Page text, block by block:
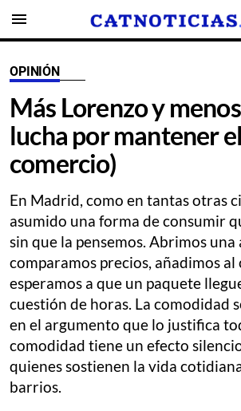
menu
OPINIÓN
Más Lorenzo y
lucha por mantener
comercio)
En Madrid, como en tantas otras
asumido una forma de consumir
sin que la pensemos. Abrimos una
comparamos precios, añadimos
esperamos a que un paquete
cuestión de horas. La comodidad
en el argumento que lo justifica
comodidad tiene un efecto
quienes sostienen la vida
barrios.